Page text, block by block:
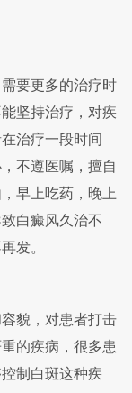
要更多的治疗时
坚持治疗，对疾
治疗一段时间
不遵医嘱，擅自
早上吃药，晚上
白癜风久治不
发。
貌，对患者打击
的疾病，很多患
制白斑这种疾